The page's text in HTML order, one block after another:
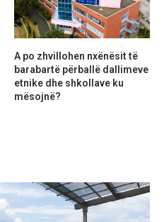
A po zhvillohen nxënësit të
barabartë përballë dallimeve
etnike dhe shkollave ku
mësojnë?